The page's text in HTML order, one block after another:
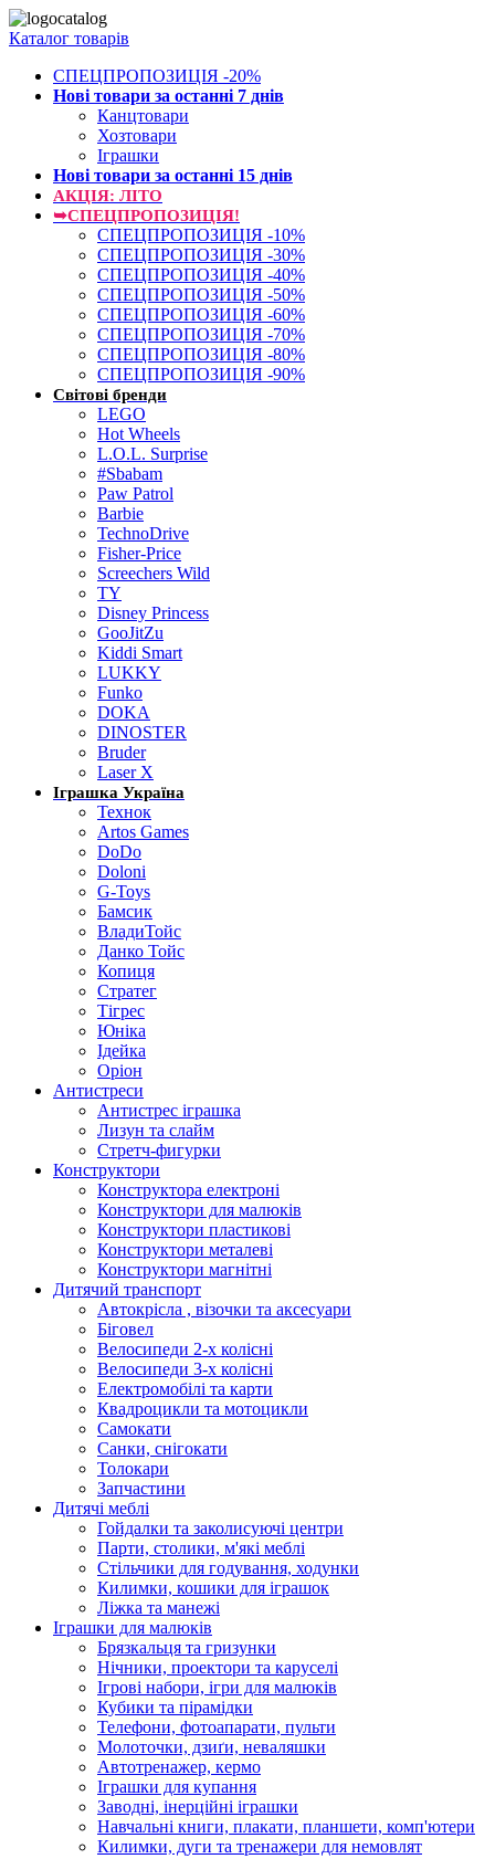
Каталог товарів
СПЕЦПРОПОЗИЦІЯ -20%
Нові товари за останнi 7 днiв
Канцтовари
Хозтовари
Іграшки
Нові товари за останнi 15 днiв
АКЦІЯ: ЛІТО
➥СПЕЦПРОПОЗИЦІЯ!
СПЕЦПРОПОЗИЦІЯ -10%
СПЕЦПРОПОЗИЦІЯ -30%
СПЕЦПРОПОЗИЦІЯ -40%
СПЕЦПРОПОЗИЦІЯ -50%
СПЕЦПРОПОЗИЦІЯ -60%
СПЕЦПРОПОЗИЦІЯ -70%
СПЕЦПРОПОЗИЦІЯ -80%
СПЕЦПРОПОЗИЦІЯ -90%
Світові бренди
LEGO
Hot Wheels
L.O.L. Surprise
#Sbabam
Paw Patrol
Barbie
TechnoDrive
Fisher-Price
Screechers Wild
TY
Disney Princess
GooJitZu
Kiddi Smart
LUKKY
Funko
DOKA
DINOSTER
Bruder
Laser X
Іграшка Україна
Технок
Artos Games
DoDo
Doloni
G-Toys
Бамсик
ВладиТойс
Данко Тойс
Копиця
Стратег
Тігрес
Юніка
Ідейка
Оріон
Антистреси
Антистрес іграшка
Лизун та слайм
Стретч-фигурки
Конструктори
Конструктора електроні
Конструктори для малюків
Конструктори пластикові
Конструктори металеві
Конструктори магнітні
Дитячий транспорт
Автокрісла , візочки та аксесуари
Біговел
Велосипеди 2-х колісні
Велосипеди 3-х колісні
Електромобілі та карти
Квадроцикли та мотоцикли
Самокати
Санки, снігокати
Толокари
Запчастини
Дитячі меблі
Гойдалки та заколисуючі центри
Парти, столики, м'які меблі
Стільчики для годування, ходунки
Килимки, кошики для іграшок
Ліжка та манежі
Іграшки для малюків
Брязкальця та гризунки
Нічники, проектори та каруселі
Ігрові набори, ігри для малюків
Кубики та пірамідки
Телефони, фотоапарати, пульти
Молоточки, дзиґи, неваляшки
Автотренажер, кермо
Іграшки для купання
Заводні, інерційні іграшки
Навчальні книги, плакати, планшети, комп'ютери
Килимки, дуги та тренажери для немовлят